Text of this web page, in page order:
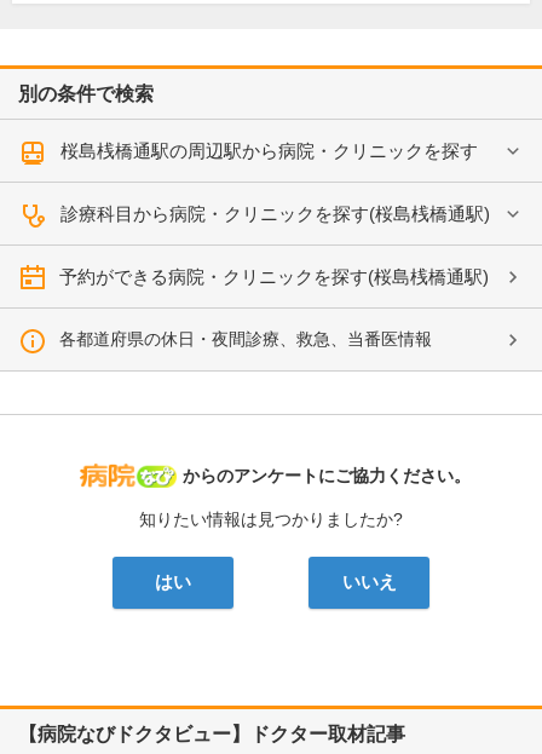
別の条件で検索
桜島桟橋通駅の周辺駅から病院・クリニックを探す
診療科目から病院・クリニックを探す(桜島桟橋通駅)
予約ができる病院・クリニックを探す(桜島桟橋通駅)
各都道府県の休日・夜間診療、救急、当番医情報
病院なび
からのアンケートにご協力ください。
知りたい情報は見つかりましたか?
はい いいえ
【病院なびドクタビュー】ドクター取材記事